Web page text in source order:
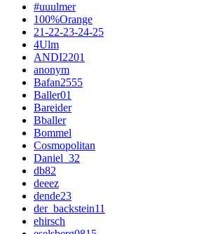
#uuulmer
100%Orange
21-22-23-24-25
4Ulm
ANDI2201
anonym
Bafan2555
Baller01
Bareider
Bballer
Bommel
Cosmopolitan
Daniel_32
db82
deeez
dende23
der_backstein11
ehirsch